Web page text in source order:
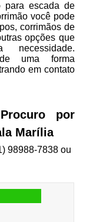
para escada de
você pode
corrimãos de
opções que
uma forma
em contato
por
Marília
98988-7838ou